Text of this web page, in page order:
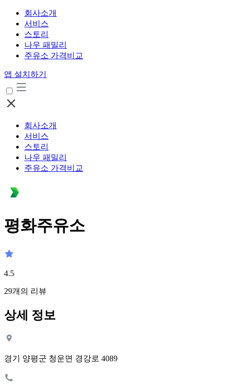
회사소개
서비스
스토리
나우 패밀리
주유소 가격비교
앱 설치하기
회사소개
서비스
스토리
나우 패밀리
주유소 가격비교
평화주유소
4.5
29개의 리뷰
상세 정보
경기 양평군 청운면 경강로 4089